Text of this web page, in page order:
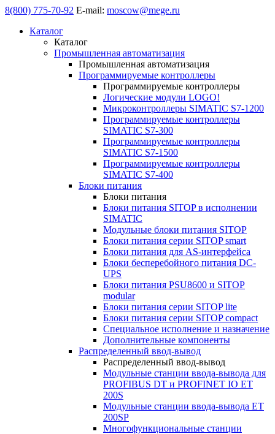
8(800) 775-70-92 E-mail: moscow@mege.ru
Каталог
Каталог
Промышленная автоматизация
Промышленная автоматизация
Программируемые контроллеры
Программируемые контроллеры
Логические модули LOGO!
Микроконтроллеры SIMATIC S7-1200
Программируемые контроллеры
SIMATIC S7-300
Программируемые контроллеры
SIMATIC S7-1500
Программируемые контроллеры
SIMATIC S7-400
Блоки питания
Блоки питания
Блоки питания SITOP в исполнении
SIMATIC
Модульные блоки питания SITOP
Блоки питания серии SITOP smart
Блоки питания для AS-интерфейса
Блоки бесперебойного питания DC-
UPS
Блоки питания PSU8600 и SITOP
modular
Блоки питания серии SITOP lite
Блоки питания серии SITOP compact
Специальное исполнение и назначение
Дополнительные компоненты
Распределенный ввод-вывод
Распределенный ввод-вывод
Модульные станции ввода-вывода для
PROFIBUS DT и PROFINET IO ET
200S
Модульные станции ввода-вывода ET
200SP
Многофункциональные станции